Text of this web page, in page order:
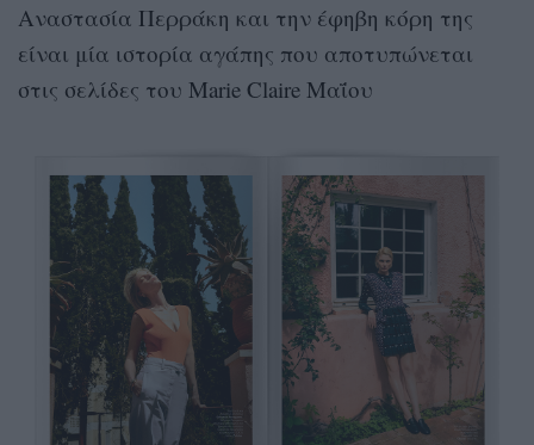
Αναστασία Περράκη και την έφηβη κόρη της
είναι μία ιστορία αγάπης που αποτυπώνεται
στις σελίδες του Marie Claire Μαΐου